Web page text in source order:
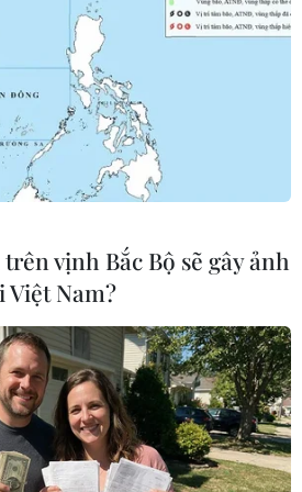
thời gian tới hoạt động buôn
mại, hàng giả còn diễn
lường.
3M giả nhãn hiệu của Công ty TNHH
vịnh Bắc Bộ sẽ gây ảnh
Nam?